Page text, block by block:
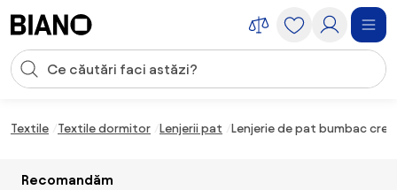
Introducerea căutării
Textile Textile dormitor Lenjerii pat Lenjerie de pat bumbac
Recomandăm